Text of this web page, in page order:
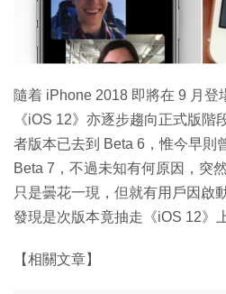
隨着 iPhone 2018 即將在 9 月登
《iOS 12》亦逐步趨向正式版階
者版本已去到 Beta 6，惟今早則
Beta 7，不過未知有何原因，突
只是曇花一現，但就有用戶因啟
發現是次版本竟抽走《iOS 12》
【相關文章】